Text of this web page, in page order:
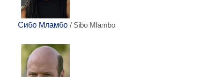
Сибо Мламбо / Sibo Mlambo